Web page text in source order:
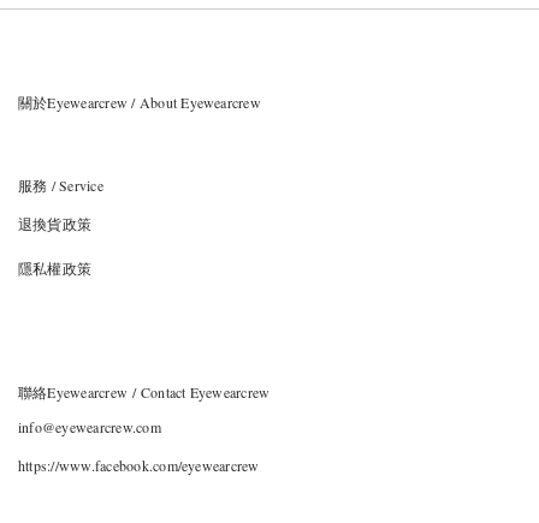
關於Eyewearcrew / About Eyewearcrew
服務 / Service
退換貨政策
隱私權政策
聯絡Eyewearcrew / Contact Eyewearcrew
info@eyewearcrew.com
https://www.facebook.com/eyewearcrew